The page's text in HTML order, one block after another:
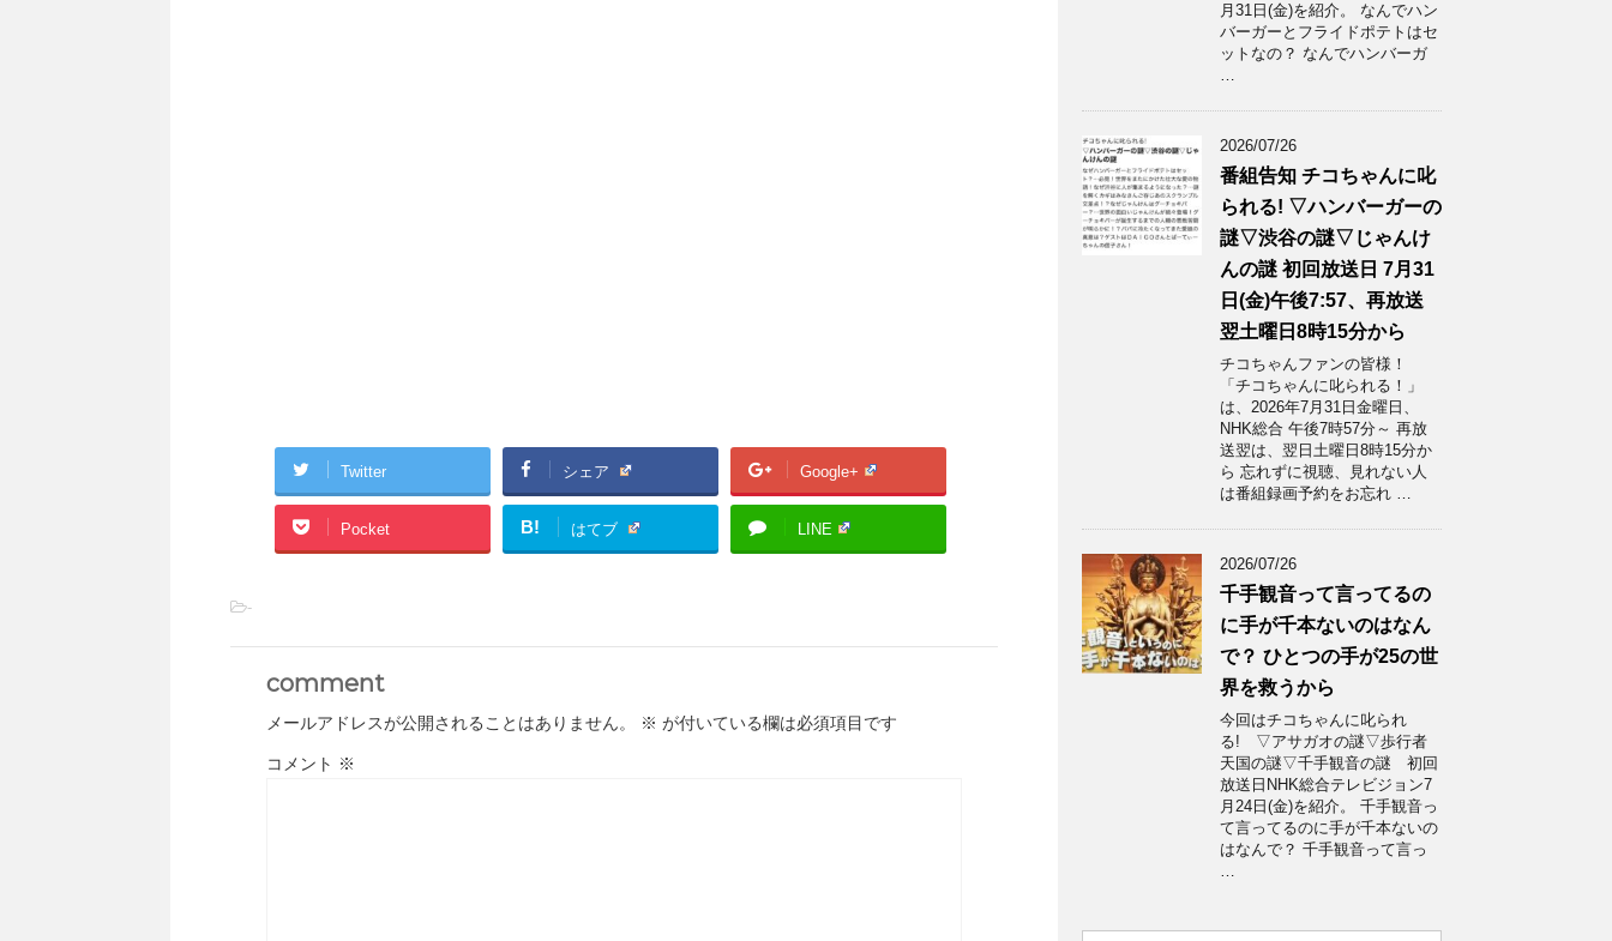
Twitter シェア Google+
Pocket B! はてブ LINE
-
comment
メールアドレスが公開されることはありません。 ※ が付いている欄は必須項目です
コメント ※
月31日(金)を紹介。 なんでハン
バーガーとフライドポテトはセ
ットなの？ なんでハンバーガ
…
2026/07/26
番組告知 チコちゃんに叱
られる! ▽ハンバーガーの
謎▽渋谷の謎▽じゃんけ
んの謎 初回放送日 7月31
日(金)午後7:57、再放送
翌土曜日8時15分から
チコちゃんファンの皆様！
「チコちゃんに叱られる！」​
は、2026年7月31日金曜日、
NHK総合 午後7時57分～ 再放
送翌は、翌日土曜日8時15分か
ら 忘れずに視聴、見れない人
は番組録画予約をお忘れ …
2026/07/26
千手観音って言ってるの
に手が千本ないのはなん
で？ ひとつの手が25の世
界を救うから
今回はチコちゃんに叱られ
る! ▽アサガオの謎▽歩行者
天国の謎▽千手観音の謎 初回
放送日NHK総合テレビジョン7
月24日(金)を紹介。 千手観音っ
て言ってるのに手が千本ないの
はなんで？ 千手観音って言っ
…